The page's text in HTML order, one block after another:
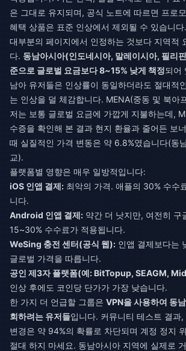
은 그대로 유지되며, 공식 노트에 따르면 프로
혜택 상품은 표준 인상에서 제외될 수 있습니다.
대부분의 페이지에서 인정하는 것보다 지역적
다. 동남아시아(인도네시아, 말레이시아, 필리
준으로 글로벌 요금보다 8~15% 낮게 책정되어
남아 유저들은 인상률이 동일하더라도 절대적
는 인상을 덜 체감합니다. MENA(중동 및 북아
저는 보통 글로벌 요금에 가깝게 지불하는데,
수증을 확인해 본 결과 현지 환율과 줄어든 보
때 실질적인 가격 변동은 약 6.8%였습니다(동
교).
플랫폼별 영향은 매우 일방적입니다:
iOS 인앱 결제: 최악의 가격. 애플의 30% 수수
니다.
Android 인앱 결제: 약간 더 낫지만, 여전히 구
15~30% 수수료가 적용됩니다.
WeSing 충전 센터(공식 웹): 인앱 결제보다는
글로벌 가격을 따릅니다.
공인 제3자 플랫폼(예: BitTopup, SEAGM,
인상 후에도 코인당 단가가 가장 낮습니다.
한 가지 더 언급할 그룹은 VPN을 사용하여 동
회하려는 유저들입니다. 커뮤니티 테스트 결과
변경은 약 94%의 확률로 차단되며 계정 정지
절대 하지 마세요. 동남아시아 지역에 실제로